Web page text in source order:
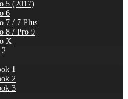
5 (2017)
6
7 / 7 Plus
8 / Pro 9
X
2
1
2
3